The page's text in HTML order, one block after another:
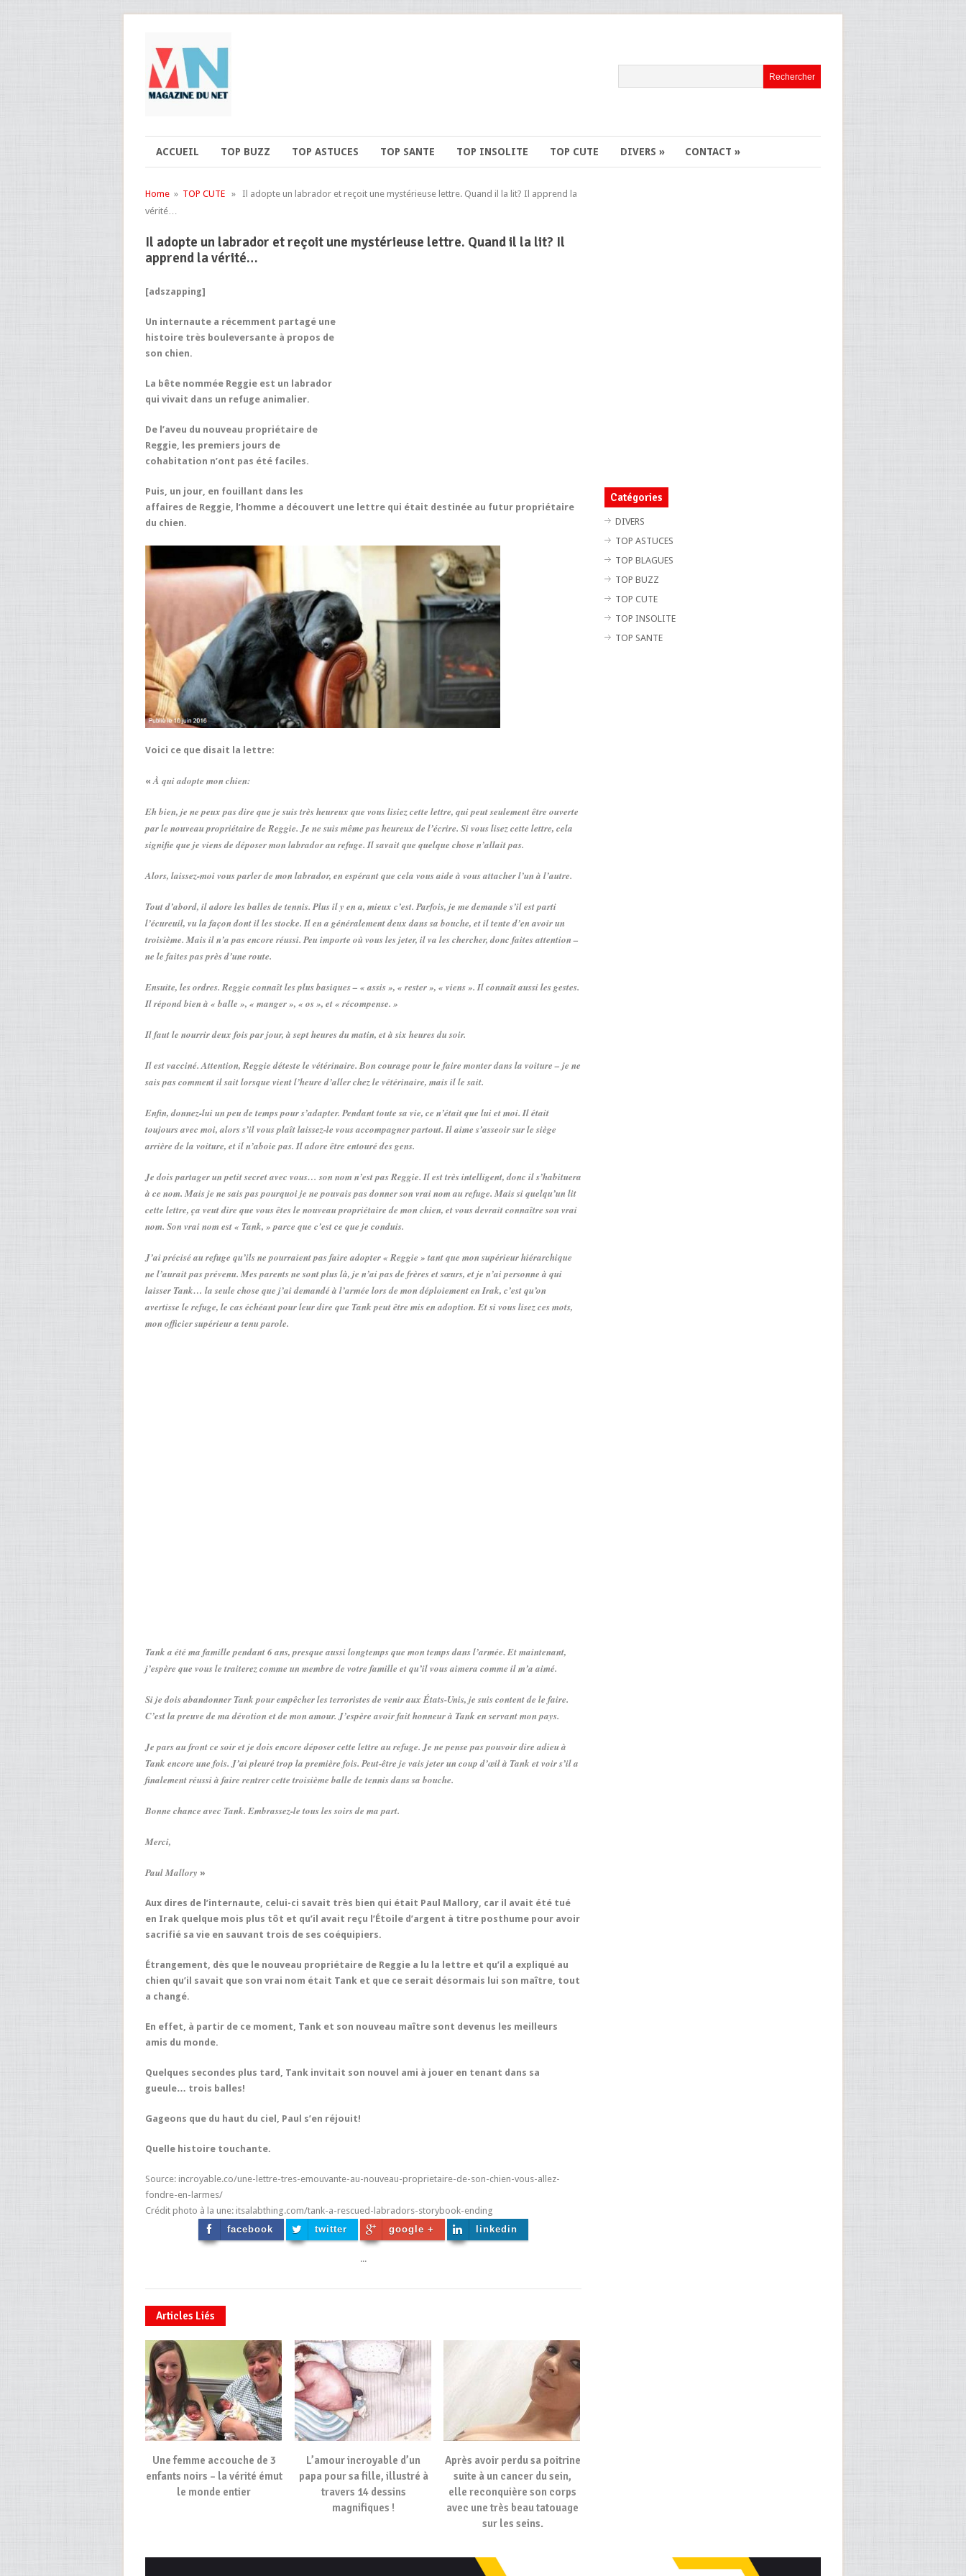
ACCUEIL TOP BUZZ TOP ASTUCES TOP SANTE TOP INSOLITE TOP CUTE DIVERS » CONTACT »
Home » TOP CUTE » Il adopte un labrador et reçoit une mystérieuse lettre. Quand il la lit? Il apprend la
vérité…
Il adopte un labrador et reçoit une mystérieuse lettre. Quand il la lit? Il
apprend la vérité…
[adszapping]
Un internaute a récemment partagé une
histoire très bouleversante à propos de
son chien.
La bête nommée Reggie est un labrador
qui vivait dans un refuge animalier.
De l’aveu du nouveau propriétaire de
Reggie, les premiers jours de
cohabitation n’ont pas été faciles.
Puis, un jour, en fouillant dans les
affaires de Reggie, l’homme a découvert une lettre qui était destinée au futur propriétaire
du chien.
Voici ce que disait la lettre:
«À qui adopte mon chien:
Eh bien, je ne peux pas dire que je suis très heureux que vous lisiez cette lettre, qui peut seulement être ouverte
par le nouveau propriétaire de Reggie. Je ne suis même pas heureux de l’écrire. Si vous lisez cette lettre, cela
signifie que je viens de déposer mon labrador au refuge. Il savait que quelque chose n’allait pas.
Alors, laissez-moi vous parler de mon labrador, en espérant que cela vous aide à vous attacher l’un à l’autre.
Tout d’abord, il adore les balles de tennis. Plus il y en a, mieux c’est. Parfois, je me demande s’il est parti
l’écureuil, vu la façon dont il les stocke. Il en a généralement deux dans sa bouche, et il tente d’en avoir un
troisième. Mais il n’a pas encore réussi. Peu importe où vous les jeter, il va les chercher, donc faites attention –
ne le faites pas près d’une route.
Ensuite, les ordres. Reggie connaît les plus basiques – « assis », « rester », « viens ». Il connaît aussi les gestes.
Il répond bien à « balle », « manger », « os », et « récompense. »
Il faut le nourrir deux fois par jour, à sept heures du matin, et à six heures du soir.
Il est vacciné. Attention, Reggie déteste le vétérinaire. Bon courage pour le faire monter dans la voiture – je ne
sais pas comment il sait lorsque vient l’heure d’aller chez le vétérinaire, mais il le sait.
Enfin, donnez-lui un peu de temps pour s’adapter. Pendant toute sa vie, ce n’était que lui et moi. Il était
toujours avec moi, alors s’il vous plaît laissez-le vous accompagner partout. Il aime s’asseoir sur le siège
arrière de la voiture, et il n’aboie pas. Il adore être entouré des gens.
Je dois partager un petit secret avec vous… son nom n’est pas Reggie. Il est très intelligent, donc il s’habituera
à ce nom. Mais je ne sais pas pourquoi je ne pouvais pas donner son vrai nom au refuge. Mais si quelqu’un lit
cette lettre, ça veut dire que vous êtes le nouveau propriétaire de mon chien, et vous devrait connaître son vrai
nom. Son vrai nom est « Tank, » parce que c’est ce que je conduis.
J’ai précisé au refuge qu’ils ne pourraient pas faire adopter « Reggie » tant que mon supérieur hiérarchique
ne l’aurait pas prévenu. Mes parents ne sont plus là, je n’ai pas de frères et sœurs, et je n’ai personne à qui
laisser Tank… la seule chose que j’ai demandé à l’armée lors de mon déploiement en Irak, c’est qu’on
avertisse le refuge, le cas échéant pour leur dire que Tank peut être mis en adoption. Et si vous lisez ces mots,
mon officier supérieur a tenu parole.
Tank a été ma famille pendant 6 ans, presque aussi longtemps que mon temps dans l’armée. Et maintenant,
j’espère que vous le traiterez comme un membre de votre famille et qu’il vous aimera comme il m’a aimé.
Si je dois abandonner Tank pour empêcher les terroristes de venir aux États-Unis, je suis content de le faire.
C’est la preuve de ma dévotion et de mon amour. J’espère avoir fait honneur à Tank en servant mon pays.
Je pars au front ce soir et je dois encore déposer cette lettre au refuge. Je ne pense pas pouvoir dire adieu à
Tank encore une fois. J’ai pleuré trop la première fois. Peut-être je vais jeter un coup d’œil à Tank et voir s’il a
finalement réussi à faire rentrer cette troisième balle de tennis dans sa bouche.
Bonne chance avec Tank. Embrassez-le tous les soirs de ma part.
Merci,
Paul Mallory »
Aux dires de l’internaute, celui-ci savait très bien qui était Paul Mallory, car il avait été tué
en Irak quelque mois plus tôt et qu’il avait reçu l’Étoile d’argent à titre posthume pour avoir
sacrifié sa vie en sauvant trois de ses coéquipiers.
Étrangement, dès que le nouveau propriétaire de Reggie a lu la lettre et qu’il a expliqué au
chien qu’il savait que son vrai nom était Tank et que ce serait désormais lui son maître, tout
a changé.
En effet, à partir de ce moment, Tank et son nouveau maître sont devenus les meilleurs
amis du monde.
Quelques secondes plus tard, Tank invitait son nouvel ami à jouer en tenant dans sa
gueule… trois balles!
Gageons que du haut du ciel, Paul s’en réjouit!
Quelle histoire touchante.
Source: incroyable.co/une-lettre-tres-emouvante-au-nouveau-proprietaire-de-son-chien-vous-allez-
fondre-en-larmes/
Crédit photo à la une: itsalabthing.com/tank-a-rescued-labradors-storybook-ending
facebook
twitter google + linkedin
...
Articles Liés
Une femme accouche de 3
enfants noirs – la vérité émut
le monde entier
L’amour incroyable d’un
papa pour sa fille, illustré à
travers 14 dessins
magnifiques !
Après avoir perdu sa poitrine
suite à un cancer du sein,
elle reconquière son corps
avec une très beau tatouage
sur les seins.
Catégories
DIVERS
TOP ASTUCES
TOP BLAGUES
TOP BUZZ
TOP CUTE
TOP INSOLITE
TOP SANTE